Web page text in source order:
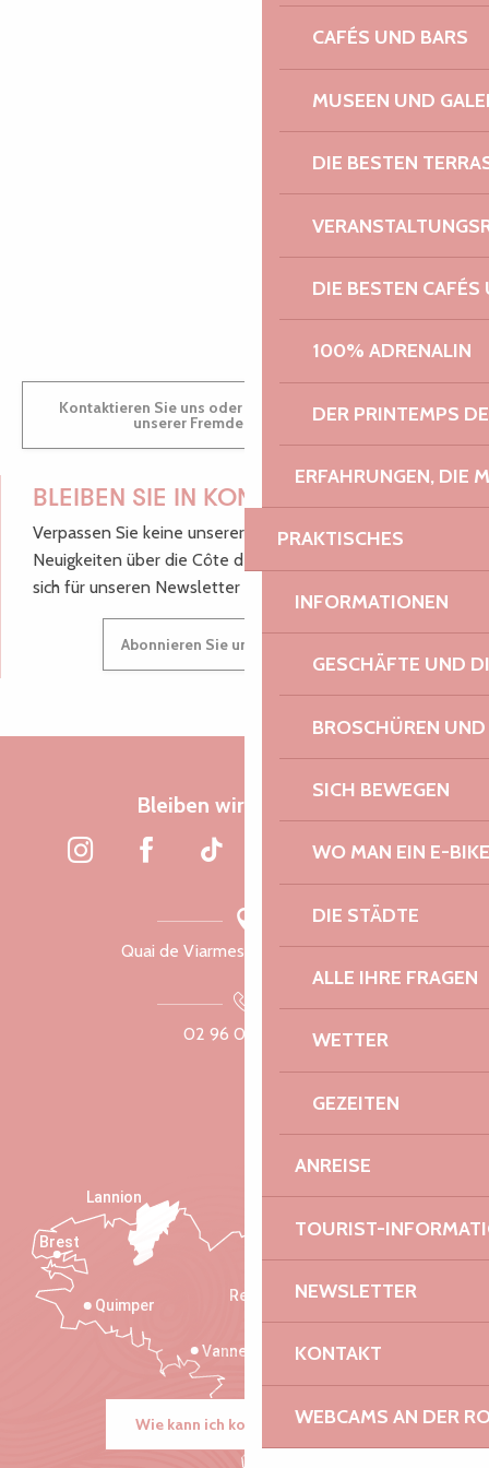
CAFÉS UND BARS
MUSEEN UND
DIE BESTEN
DIE BESTEN
100% ADRENALIN
DER PRINTEMPS
ERFAHRUNGEN, DIE
PRAKTISCHES
INFORMATIONEN
GESCHÄFTE UND
BROSCHÜREN
SICH BEWEGEN
WO MAN EIN E-
DIE STÄDTE
ALLE IHRE FRAGEN
WETTER
GEZEITEN
ANREISE
TOURIST-
NEWSLETTER
KONTAKT
WEBCAMS AN DER
PAULINE
GWENAËLLE
Kontaktieren Sie uns oder besuchen Sie uns in einem
unserer Fremdenverkehrsbüros.
BLEIBEN SIE IN KONTAKT!
Verpassen Sie keine unserer guten Tipps und
Neuigkeiten über die Côte de Granit Rose, melden Sie
sich für unseren Newsletter an.
Abonnieren Sie unseren Newsletter
Bleiben wir verbunden
Quai de Viarmes, 22300 Lannion
02 96 05 60 70
Rennes
Vannes
Quimper
Lannion
Brest
Wie kann ich kommen?